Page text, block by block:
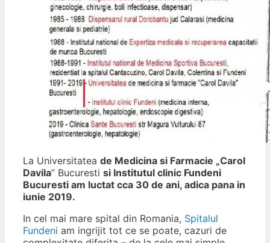
La Universitatea de Medicina si Farmacie „Carol
Davila” Bucuresti si Institutul clinic Fundeni
Bucuresti am luctat cca 30 de ani, adica pana in
iunie 2019.
In cel mai mare spital din Romania, Spitalul
Fundeni am ingrijit tot ce se poate, cazuri de